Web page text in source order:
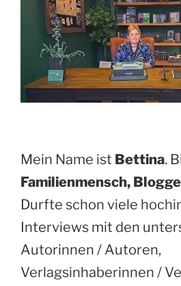
Mein Name ist Bettina.
Familienmensch,
Durfte schon viele
Interviews mit den
Autorinnen / Autoren,
Verlagsinhaberinnen /